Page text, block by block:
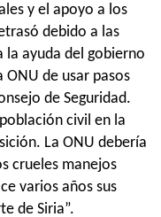
y el apoyo a los
debido a las
ayuda del gobierno
de usar pasos
de Seguridad.
civil en la
La ONU debería
crueles manejos
varios años sus
de Siria”.